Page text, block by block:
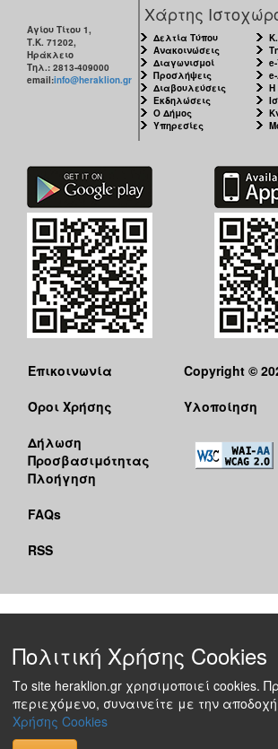
Αγίου Τίτου 1,
Τ.Κ. 71202,
Ηράκλειο
Τηλ.: 2813-409000
email:info@heraklion.gr
Χάρτης
Δελτία Τύπου
Ανακοινώσεις
Διαγωνισμοί
Προσλήψεις
Διαβουλεύσεις
Εκδηλώσεις
Ο Δήμος
Υπηρεσίες
Η
Επικοινωνία
Όροι Χρήσης
Δήλωση
Προσβασιμότητας
Πλοήγηση
FAQs
RSS
Copyright ©
Υλοποίηση
Πολιτική Χρήσης Cookies
Το site heraklion.gr χρησιμοποιεί cookies.
περιεχόμενο, συναινείτε με την αποδοχή
Χρήσης Cookies